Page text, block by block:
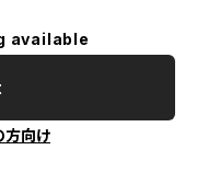
available
方向け